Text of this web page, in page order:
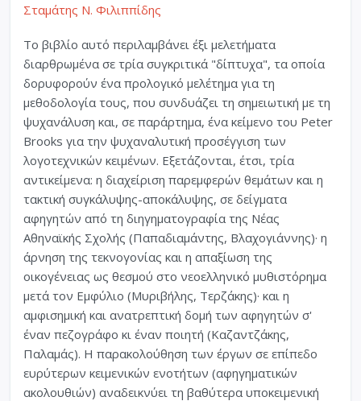
Σταμάτης Ν. Φιλιππίδης
Το βιβλίο αυτό περιλαμβάνει έξι μελετήματα
διαρθρωμένα σε τρία συγκριτικά "δίπτυχα", τα οποία
δορυφορούν ένα προλογικό μελέτημα για τη
μεθοδολογία τους, που συνδυάζει τη σημειωτική με τη
ψυχανάλυση και, σε παράρτημα, ένα κείμενο του Peter
Brooks για την ψυχαναλυτική προσέγγιση των
λογοτεχνικών κειμένων. Εξετάζονται, έτσι, τρία
αντικείμενα: η διαχείριση παρεμφερών θεμάτων και η
τακτική συγκάλυψης-αποκάλυψης, σε δείγματα
αφηγητών από τη διηγηματογραφία της Νέας
Αθηναϊκής Σχολής (Παπαδιαμάντης, Βλαχογιάννης)· η
άρνηση της τεκνογονίας και η απαξίωση της
οικογένειας ως θεσμού στο νεοελληνικό μυθιστόρημα
μετά τον Εμφύλιο (Μυριβήλης, Τερζάκης)· και η
αμφισημική και ανατρεπτική δομή των αφηγητών σ'
έναν πεζογράφο κι έναν ποιητή (Καζαντζάκης,
Παλαμάς). Η παρακολούθηση των έργων σε επίπεδο
ευρύτερων κειμενικών ενοτήτων (αφηγηματικών
ακολουθιών) αναδεικνύει τη βαθύτερα υποκειμενική